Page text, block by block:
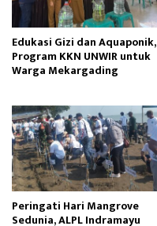
Edukasi Gizi dan Aquaponik,
Program KKN UNWIR untuk
Warga Mekargading
Peringati Hari Mangrove
Sedunia, ALPL Indramayu